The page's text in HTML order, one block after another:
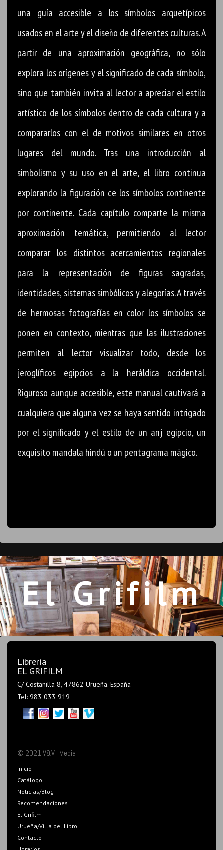
una guía accesible a los símbolos arquetípicos
usados en el arte y el diseño de diferentes culturas. A
partir de una aproximación geográfica, no sólo
explora los orígenes y el significado de cada símbolo,
sino que también invita al lector a apreciar el estilo
artístico de los símbolos dentro de cada cultura y a
compararlos con el de motivos similares en otros
lugares del mundo. Tras una introducción al
simbolismo y su uso en el arte, el libro continua
explorando la figuración de los símbolos continente
por continente. Cada capítulo comparte la misma
aproximación temática, permitiendo al lector
comparar los distintos acercamientos regionales
para la representación de figuras sagradas,
identidades, sistemas simbólicos y alegorías. A través
de hermosas fotografías en color los símbolos se
ponen en contexto, mientras que las ilustraciones
permiten al lector visualizar todo, desde los
jeroglíficos egipcios a la heráldica occidental.
Riguroso aunque accesible, este manual cautivará a
cualquiera que alguna vez se haya sentido intrigado
por el significado y el estilo de un anj egipcio, un
exquisito mandala hindú o un pentagrama mágico.
El Grifilm
Librería
EL GRIFILM
C/ Costanilla 8, 47862 Urueña. España
Tel: 983 033 919
© 2021 V&V+Media
Inicio
Catálogo
Noticias/Blog
Recomendaciones
El Grifilm
Urueña/Villa del Libro
Contacto